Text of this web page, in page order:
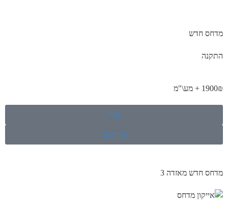
מדחס חדש
התקנה
1900₪ + מע\"מ
קנייה
צור קשר
מדחס חדש מאזדה 3